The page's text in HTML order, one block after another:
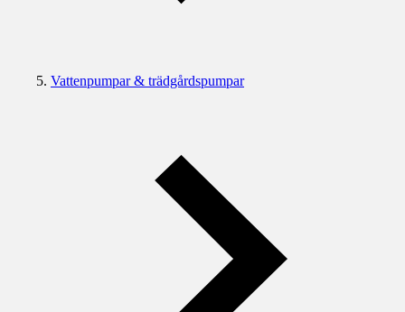
Vattenpumpar & trädgårdspumpar